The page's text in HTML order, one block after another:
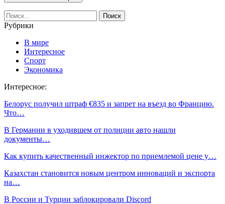
Рубрики
В мире
Интересное
Спорт
Экономика
Интересное:
Белорус получил штраф €835 и запрет на въезд во Францию.
Что…
В Германии в уходившем от полиции авто нашли
документы…
Как купить качественный инжектор по приемлемой цене у…
Казахстан становится новым центром инноваций и экспорта
на…
В России и Турции заблокировали Discord